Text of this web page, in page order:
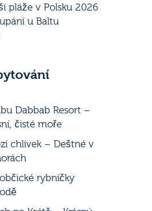
pláže v Polsku 2026
u Baltu
Dabbab Resort –
čisté moře
chlívek – Deštné v
rybníčky